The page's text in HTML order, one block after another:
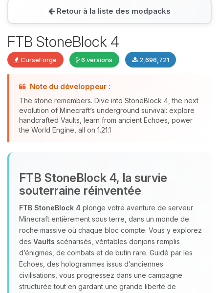
Retour à la liste des modpacks
FTB StoneBlock 4
CurseForge 6 versions 2,696,721
Note du développeur :
The stone remembers. Dive into StoneBlock 4, the next
evolution of Minecraft’s underground survival: explore
handcrafted Vaults, learn from ancient Echoes, power
the World Engine, all on 1.21.1
FTB StoneBlock 4, la survie
souterraine réinventée
FTB StoneBlock 4 plonge votre aventure de serveur
Minecraft entièrement sous terre, dans un monde de
roche massive où chaque bloc compte. Vous y explorez
des Vaults scénarisés, véritables donjons remplis
d’énigmes, de combats et de butin rare. Guidé par les
Echoes, des hologrammes issus d’anciennes
civilisations, vous progressez dans une campagne
structurée tout en gardant une grande liberté de
Youpi, enfin quelqu’un pour me
parler ! Moi c’est Choupy, ton petit
08/08/2026 à 04:24